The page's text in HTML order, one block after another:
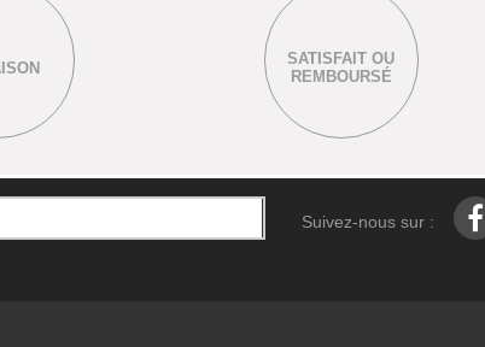
SATISFAIT OU
REMBOURSÉ
Suivez-nous sur :